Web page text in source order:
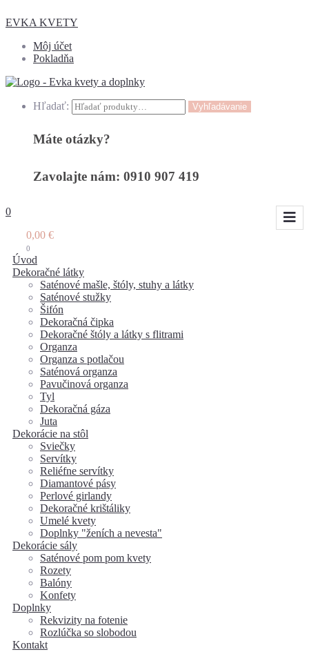
EVKA KVETY
Môj účet
Pokladňa
Hľadať: Vyhľadávanie
Máte otázky?
Zavolajte nám: 0910 907 419
0
0,00 €
0
Úvod
Dekoračné látky
Saténové mašle, štóly, stuhy a látky
Saténové stužky
Šifón
Dekoračná čipka
Dekoračné štóly a látky s flitrami
Organza
Organza s potlačou
Saténová organza
Pavučinová organza
Tyl
Dekoračná gáza
Juta
Dekorácie na stôl
Sviečky
Servítky
Reliéfne servítky
Diamantové pásy
Perlové girlandy
Dekoračné krištáliky
Umelé kvety
Doplnky "ženích a nevesta"
Dekorácie sály
Saténové pom pom kvety
Rozety
Balóny
Konfety
Doplnky
Rekvizity na fotenie
Rozlúčka so slobodou
Kontakt